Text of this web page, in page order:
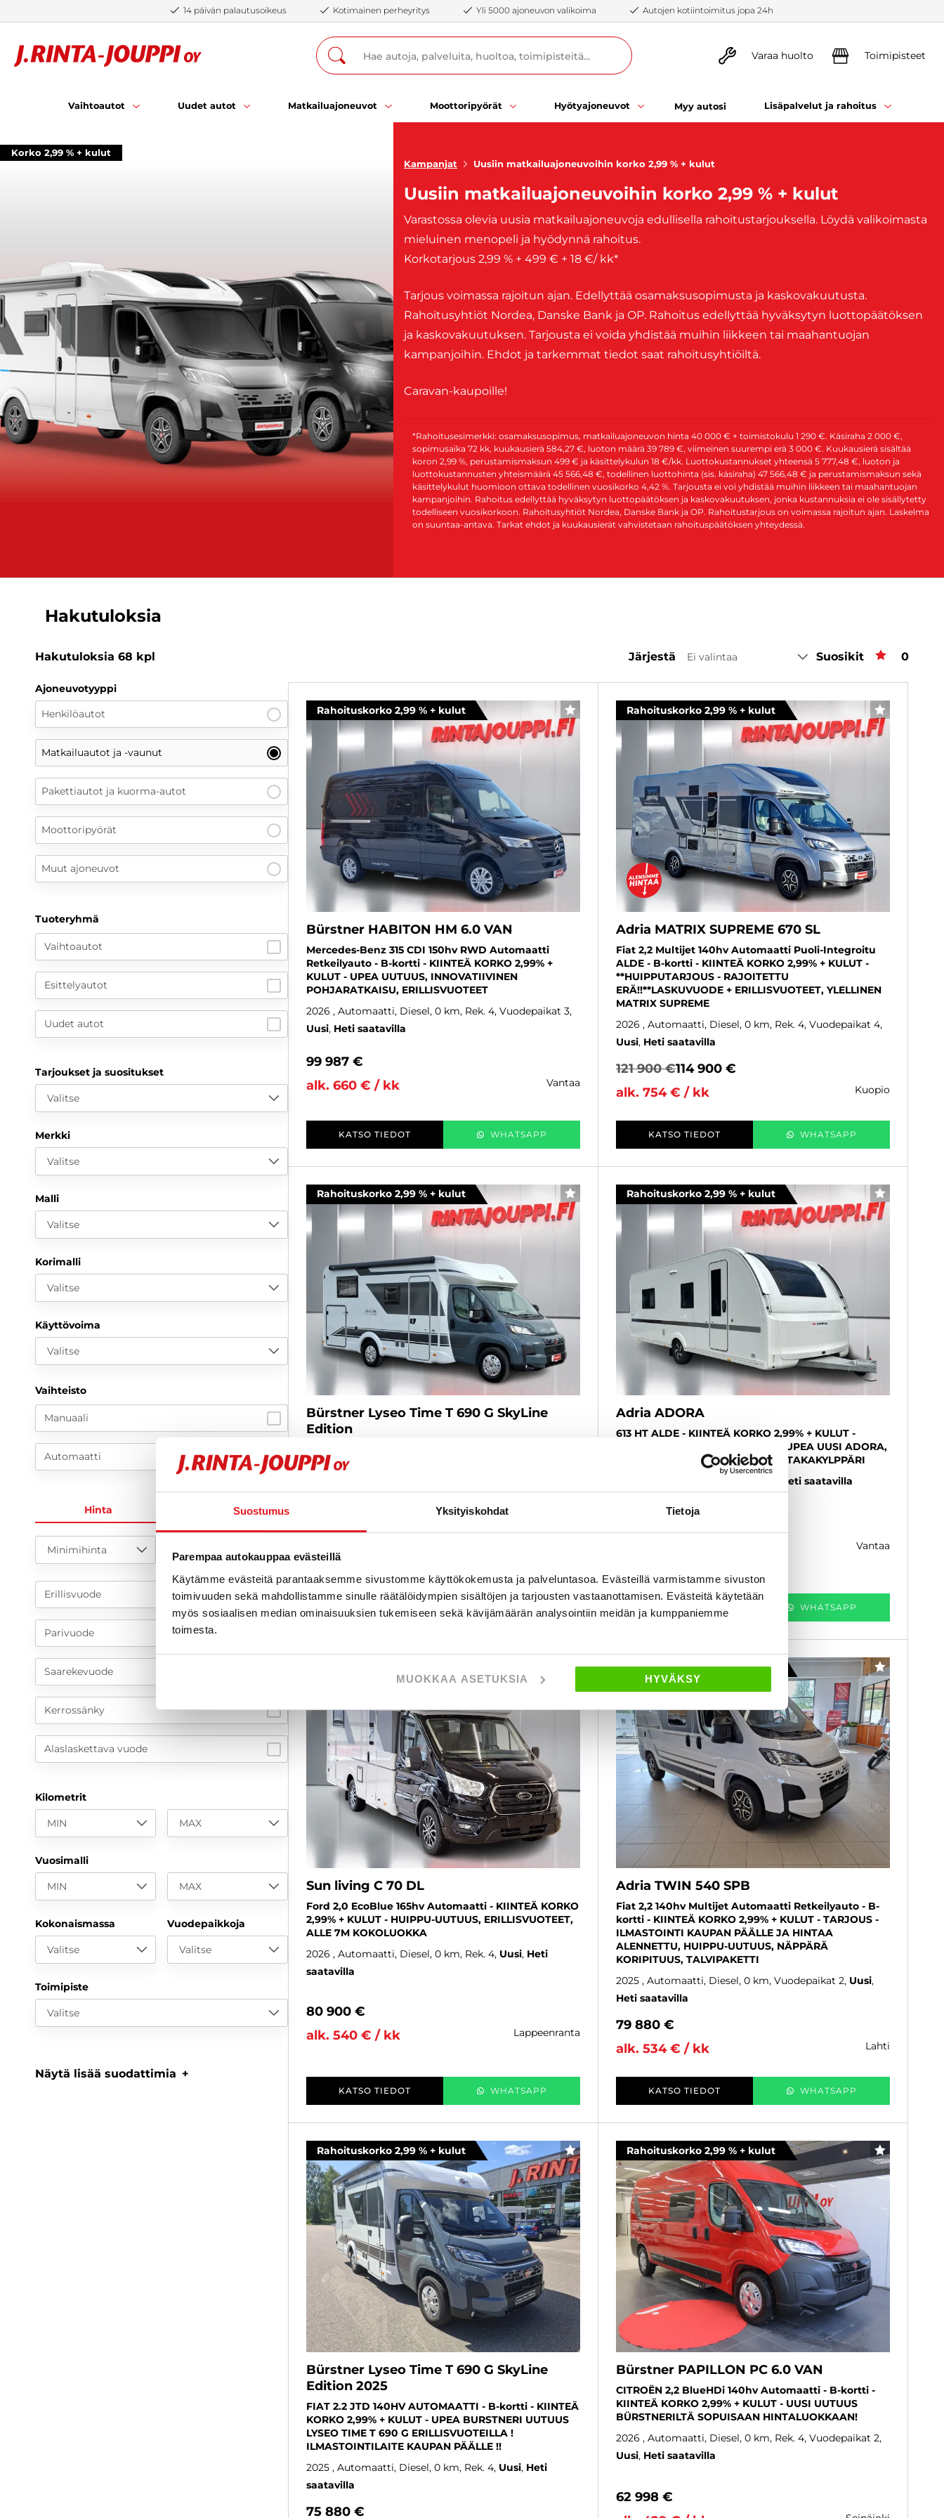
Suostumus Yksityiskohdat Tietoja
Parempaa autokauppaa evästeillä
Käytämme evästeitä parantaaksemme sivustomme käyttökokemusta ja palveluntasoa. Evästeillä varmistamme sivuston
toimivuuden sekä mahdollistamme sinulle räätälöidympien sisältöjen ja tarjousten vastaanottamisen. Evästeitä käytetään
myös sosiaalisen median ominaisuuksien tukemiseen sekä kävijämäärän analysointiin meidän ja kumppaniemme
toimesta.
MUOKKAA ASETUKSIA HYVÄKSY
14 päivän palautusoikeus Kotimainen perheyritys Yli 5000 ajoneuvon valikoima Autojen kotiintoimitus jopa 24h
Varaa huolto Toimipisteet
Vaihtoautot Uudet autot Matkailuajoneuvot Moottoripyörät Hyötyajoneuvot Myy autosi Lisäpalvelut ja rahoitus
Korko 2,99 % + kulut
Kampanjat
Uusiin matkailuajoneuvoihin korko 2,99 % + kulut
Uusiin matkailuajoneuvoihin korko 2,99 % + kulut
Varastossa olevia uusia matkailuajoneuvoja edullisella rahoitustarjouksella. Löydä valikoimasta
mieluinen menopeli ja hyödynnä rahoitus.
Korkotarjous 2,99 % + 499 € + 18 €/ kk*
Tarjous voimassa rajoitun ajan. Edellyttää osamaksusopimusta ja kaskovakuutusta.
Rahoitusyhtiöt Nordea, Danske Bank ja OP. Rahoitus edellyttää hyväksytyn luottopäätöksen
ja kaskovakuutuksen. Tarjousta ei voida yhdistää muihin liikkeen tai maahantuojan
kampanjoihin. Ehdot ja tarkemmat tiedot saat rahoitusyhtiöiltä.
Caravan-kaupoille!
*Rahoitusesimerkki: osamaksusopimus, matkailuajoneuvon hinta 40 000 € + toimistokulu 1 290 €. Käsiraha 2 000 €,
sopimusaika 72 kk, kuukausierä 584,27 €, luoton määrä 39 789 €, viimeinen suurempi erä 3 000 €. Kuukausierä sisältää
koron 2,99 %, perustamismaksun 499 € ja käsittelykulun 18 €/kk. Luottokustannukset yhteensä 5 777,48 €, luoton ja
luottokustannusten yhteismäärä 45 566,48 €, todellinen luottohinta (sis. käsiraha) 47 566,48 € ja perustamismaksun sekä
käsittelykulut huomioon ottava todellinen vuosikorko 4,42 %. Tarjousta ei voi yhdistää muihin liikkeen tai maahantuojan
kampanjoihin. Rahoitus edellyttää hyväksytyn luottopäätöksen ja kaskovakuutuksen, jonka kustannuksia ei ole sisällytetty
todelliseen vuosikorkoon. Rahoitusyhtiöt Nordea, Danske Bank ja OP. Rahoitustarjous on voimassa rajoitun ajan. Laskelma
on suuntaa-antava. Tarkat ehdot ja kuukausierät vahvistetaan rahoituspäätöksen yhteydessä.
Hakutuloksia
Hakutuloksia 68 kpl Järjestä Ei valintaa Suosikit 0
Ajoneuvotyyppi
Henkilöautot
Matkailuautot ja -vaunut
Pakettiautot ja kuorma-autot
Moottoripyörät
Muut ajoneuvot
Tuoteryhmä
Vaihtoautot
Esittelyautot
Uudet autot
Tarjoukset ja suositukset
Valitse
Merkki
Valitse
Malli
Valitse
Korimalli
Valitse
Käyttövoima
Valitse
Vaihteisto
Manuaali
Automaatti
Hinta KK-erä
Minimihinta
Erillisvuode
Parivuode
Saarekevuode
Kerrossänky
Alaslaskettava vuode
Kilometrit
MIN MAX
Vuosimalli
MIN MAX
Kokonaismassa
Valitse
Vuodepaikkoja
Valitse
Toimipiste
Valitse
Näytä lisää suodattimia
Rahoituskorko 2,99 % + kulut SUOSIKKI
Bürstner HABITON HM 6.0 VAN
Mercedes-Benz 315 CDI 150hv RWD Automaatti
Retkeilyauto - B-kortti - KIINTEÄ KORKO 2,99% +
KULUT - UPEA UUTUUS, INNOVATIIVINEN
POHJARATKAISU, ERILLISVUOTEET
2026 , Automaatti, Diesel, 0 km, Rek. 4, Vuodepaikat 3
Uusi Heti saatavilla
99 987 €
alk. 660 € / kk
vantaa
KATSO TIEDOT WHATSAPP
Rahoituskorko 2,99 % + kulut SUOSIKKI
Adria MATRIX SUPREME 670 SL
Fiat 2,2 Multijet 140hv Automaatti Puoli-Integroitu
ALDE - B-kortti - KIINTEÄ KORKO 2,99% + KULUT -
**HUIPPUTARJOUS - RAJOITETTU
ERÄ!!**LASKUVUODE + ERILLISVUOTEET, YLELLINEN
MATRIX SUPREME
2026 , Automaatti, Diesel, 0 km, Rek. 4, Vuodepaikat 4
Uusi Heti saatavilla
121 900 €114 900 €
alk. 754 € / kk
kuopio
KATSO TIEDOT WHATSAPP
Rahoituskorko 2,99 % + kulut SUOSIKKI
Bürstner Lyseo Time T 690 G SkyLine
Edition
B-kortti - KIINTEÄ KORKO 2,99% + KULUT - TARJOUS -
alk. 509 € / kk
KATSO TIEDOT WHATSAPP
Rahoituskorko 2,99 % + kulut SUOSIKKI
Adria ADORA
613 HT ALDE - KIINTEÄ KORKO 2,99% + KULUT -
TARJOUS - HINTAA ALENNETTU, UPEA UUSI ADORA,
ETUKEITTIÖ + ERILLISVUOTEET + TAKAKYLPPÄRI
Heti saatavilla
vantaa
KATSO TIEDOT WHATSAPP
SUOSIKKI
Sun living C 70 DL
Ford 2,0 EcoBlue 165hv Automaatti - KIINTEÄ KORKO
2,99% + KULUT - HUIPPU-UUTUUS, ERILLISVUOTEET,
ALLE 7M KOKOLUOKKA
2026 , Automaatti, Diesel, 0 km, Rek. 4 Uusi Heti
saatavilla
80 900 €
alk. 540 € / kk
lappeenranta
KATSO TIEDOT WHATSAPP
Rahoituskorko 2,99 % + kulut SUOSIKKI
Adria TWIN 540 SPB
Fiat 2,2 140hv Multijet Automaatti Retkeilyauto - B-
kortti - KIINTEÄ KORKO 2,99% + KULUT - TARJOUS -
ILMASTOINTI KAUPAN PÄÄLLE JA HINTAA
ALENNETTU, HUIPPU-UUTUUS, NÄPPÄRÄ
KORIPITUUS, TALVIPAKETTI
2025 , Automaatti, Diesel, 0 km, Vuodepaikat 2 Uusi
Heti saatavilla
79 880 €
alk. 534 € / kk
lahti
KATSO TIEDOT WHATSAPP
Rahoituskorko 2,99 % + kulut SUOSIKKI
Bürstner Lyseo Time T 690 G SkyLine
Edition 2025
FIAT 2.2 JTD 140HV AUTOMAATTI - B-kortti - KIINTEÄ
KORKO 2,99% + KULUT - UPEA BURSTNERI UUTUUS
LYSEO TIME T 690 G ERILLISVUOTEILLA !
ILMASTOINTILAITE KAUPAN PÄÄLLE !!
2025 , Automaatti, Diesel, 0 km, Rek. 4 Uusi Heti
saatavilla
75 880 €
Rahoituskorko 2,99 % + kulut SUOSIKKI
Bürstner PAPILLON PC 6.0 VAN
CITROËN 2,2 BlueHDi 140hv Automaatti - B-kortti -
KIINTEÄ KORKO 2,99% + KULUT - UUSI UUTUUS
BÜRSTNERILTÄ SOPUISAAN HINTALUOKKAAN!
2026 , Automaatti, Diesel, 0 km, Rek. 4, Vuodepaikat 2
Uusi Heti saatavilla
62 998 €